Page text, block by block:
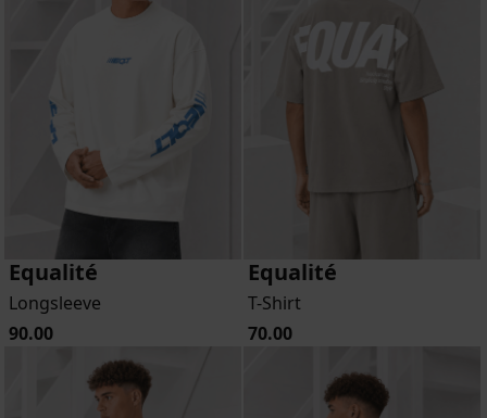
Equalité
Longsleeve
90.00
Equalité
T-Shirt
70.00